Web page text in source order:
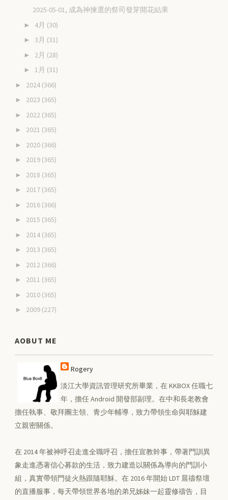
2025-05-01, 成為神揀選的祭司發芽開花結果
► 4月 (30)
► 3月 (31)
► 2月 (28)
► 1月 (31)
► 2024 (366)
► 2023 (365)
► 2022 (365)
► 2021 (365)
► 2020 (366)
► 2019 (365)
► 2018 (365)
► 2017 (365)
► 2016 (366)
► 2015 (365)
► 2014 (365)
► 2013 (365)
► 2012 (366)
► 2011 (365)
► 2010 (365)
► 2009 (227)
AOBUT ME
Rogery
淡江大學資訊管理研究所畢業，在 KKBOX 任職七
年，擔任 Android 開發部副理。在中和長老教會
擔任執事、敬拜團主領、青少年輔導，致力帶領生命與耶穌建
立親密關係。
在 2014 年被神呼召走進全職呼召，擔任宣教幹事，帶著門訓異
象走進憑著信心募款的生活，致力建造以關係為導向的門訓小
組，真實帶領門徒火熱跟隨耶穌。在 2016 年開始 LDT 晨禱祭壇
的直播服事，每天帶領世界各地的弟兄姊妹一起靈修禱告，目